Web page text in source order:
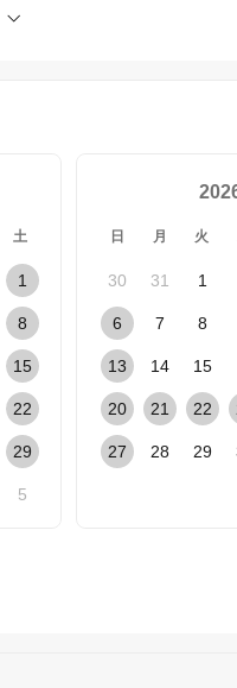
土
1
8
15
22
29
5
日 月 火
30 31 1
6 7 8
13 14 15
20 21 22
27 28 29